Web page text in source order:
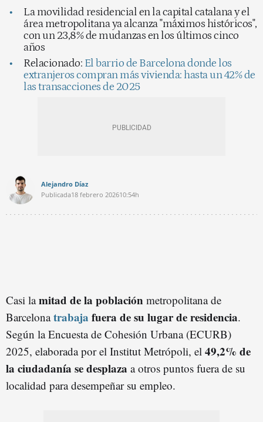
La movilidad residencial en la capital catalana y el
área metropolitana ya alcanza "máximos históricos",
con un 23,8% de mudanzas en los últimos cinco
años
Relacionado: El barrio de Barcelona donde los
extranjeros compran más vivienda: hasta un 42% de
las transacciones de 2025
Alejandro Díaz
Publicada18 febrero 202610:54h
Casi lamitad de la población metropolitana de
Barcelonatrabaja fuera de su lugar de residencia.
Según la Encuesta de Cohesión Urbana (ECURB)
2025, elaborada por el Institut Metrópoli, el 49,2% de
la ciudadanía se desplaza a otros puntos fuera de su
localidad para desempeñar su empleo.